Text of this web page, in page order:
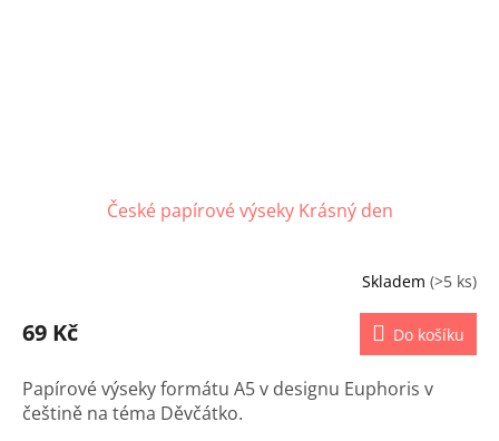
České papírové výseky Krásný den
Skladem (>5 ks)
69 Kč Do košíku
Papírové výseky formátu A5 v designu Euphoris v
češtině na téma Děvčátko.